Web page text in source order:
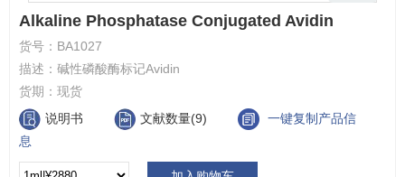
Alkaline Phosphatase Conjugated Avidin
货号： BA1027
描述： 碱性磷酸酶标记Avidin
货期： 现货
说明书
文献数量(9)
一键复制产品信
息